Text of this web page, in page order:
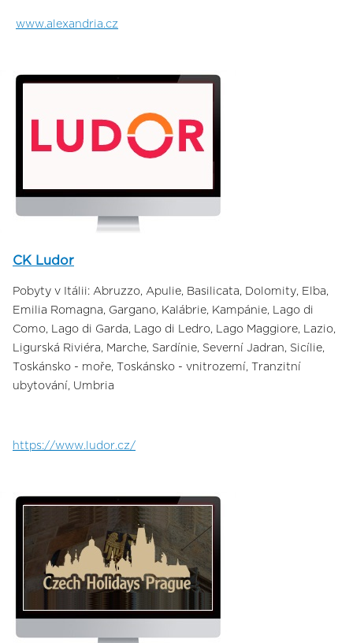
www.alexandria.cz
CK Ludor
Pobyty v Itálii: Abruzzo, Apulie, Basilicata, Dolomity, Elba,
Emilia Romagna, Gargano, Kalábrie, Kampánie, Lago di
Como, Lago di Garda, Lago di Ledro, Lago Maggiore, Lazio,
Ligurská Riviéra, Marche, Sardínie, Severní Jadran, Sicílie,
Toskánsko - moře, Toskánsko - vnitrozemí, Tranzitní
ubytování, Umbria
https://www.ludor.cz/